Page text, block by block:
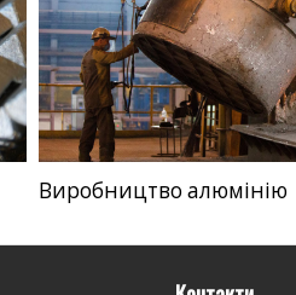
Виробництво алюмінію